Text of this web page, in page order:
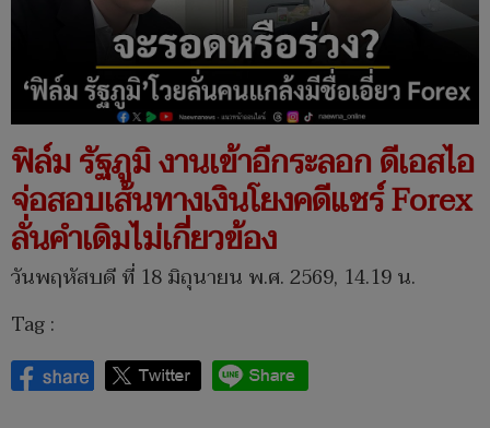
ฟิล์ม รัฐภูมิ งานเข้าอีกระลอก ดีเอสไอ
จ่อสอบเส้นทางเงินโยงคดีแชร์ Forex
ลั่นคำเดิมไม่เกี่ยวข้อง
วันพฤหัสบดี ที่ 18 มิถุนายน พ.ศ. 2569, 14.19 น.
Tag :